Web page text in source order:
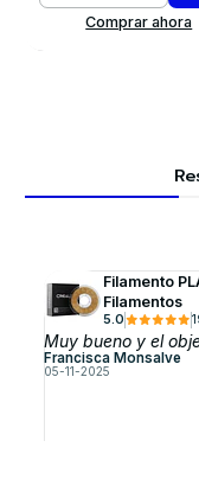
Comprar ahora
Filamento
Filamentos
5.0
Muy bueno y el
Francisca Monsalve
05-11-2025